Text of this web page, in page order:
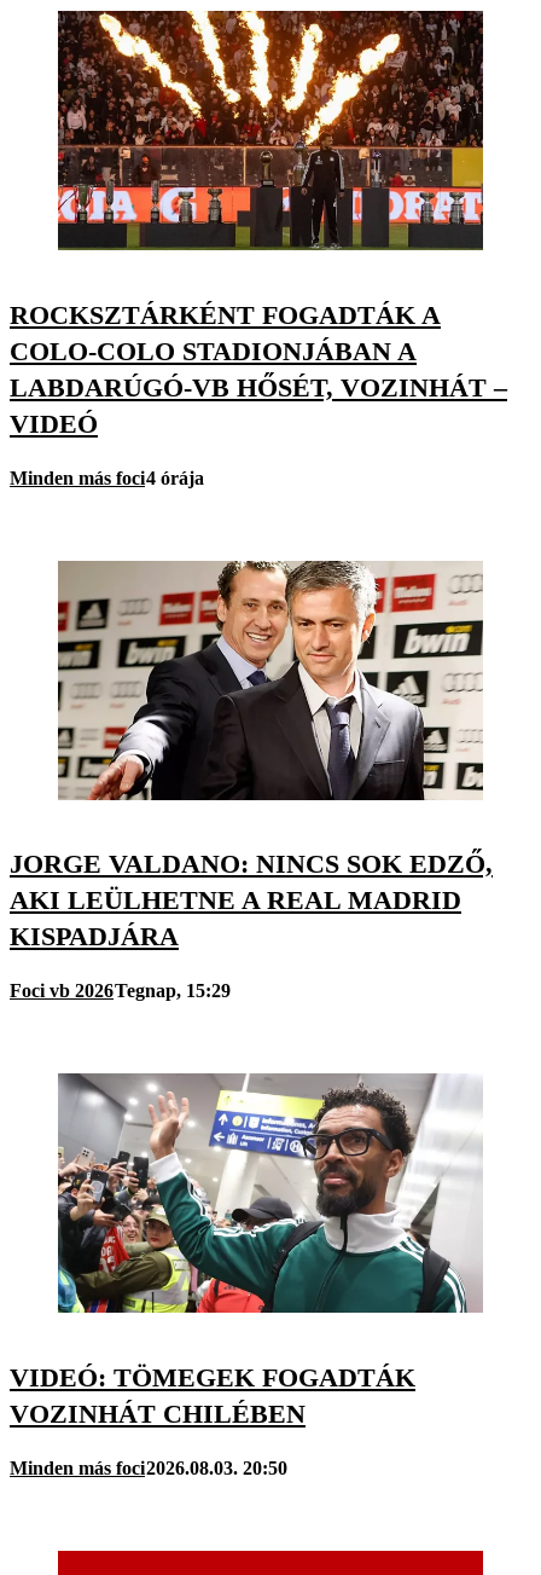
ROCKSZTÁRKÉNT FOGADTÁK A
COLO-COLO STADIONJÁBAN A
LABDARÚGÓ-VB HŐSÉT, VOZINHÁT –
VIDEÓ
Minden más foci4 órája
JORGE VALDANO: NINCS SOK EDZŐ,
AKI LEÜLHETNE A REAL MADRID
KISPADJÁRA
Foci vb 2026Tegnap, 15:29
VIDEÓ: TÖMEGEK FOGADTÁK
VOZINHÁT CHILÉBEN
Minden más foci2026.08.03. 20:50